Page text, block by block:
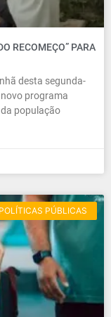
RECOMEÇO” PARA
desta segunda-
programa
população
PÚBLICAS